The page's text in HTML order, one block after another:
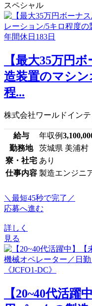
スペシャル
【最大35万円
造装置のマシ
程...
株式会社ワールドイン
給与 年収例
勤務地
茨城県 美浦村
寮・社宅 あり
仕事内容 製造エンジニ
＼最短45秒で完了／
応募へ進む
詳しく
見る
【20~40代活躍